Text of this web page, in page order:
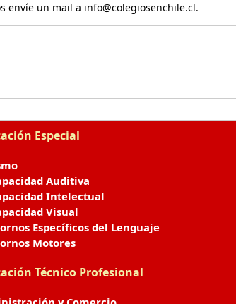
envíe un mail a info@colegiosenchile.cl.
Especial
Auditiva
Intelectual
Visual
Específicos del Lenguaje
Motores
Técnico Profesional